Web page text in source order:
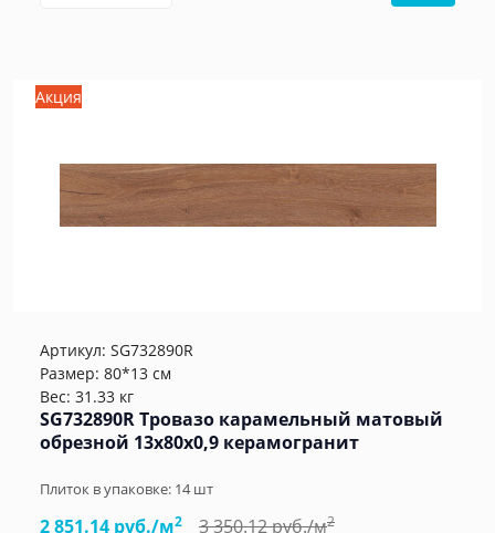
Акция
Артикул: SG732890R
Размер: 80*13 см
Вес: 31.33 кг
SG732890R Тровазо карамельный матовый
обрезной 13x80x0,9 керамогранит
Плиток в упаковке: 14шт
2 851.14 руб./м2 3 350.12 руб./м2